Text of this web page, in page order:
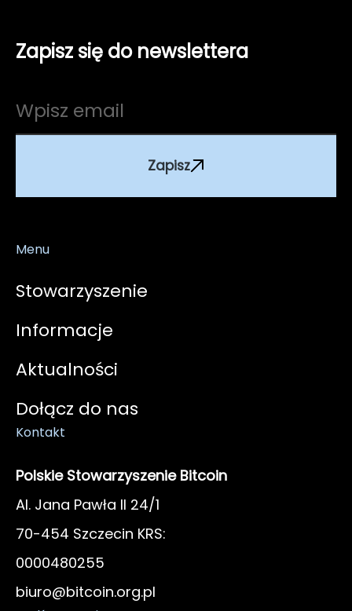
Zapisz się do newslettera
Zapisz
Menu
Stowarzyszenie
Informacje
Aktualności
Dołącz do nas
Kontakt
Polskie Stowarzyszenie Bitcoin
Al. Jana Pawła II 24/1
70-454 Szczecin KRS:
0000480255
biuro@bitcoin.org.pl